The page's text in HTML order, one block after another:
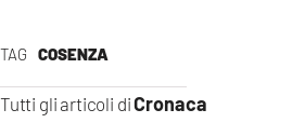
TAG COSENZA
Tutti gli articoli diCronaca